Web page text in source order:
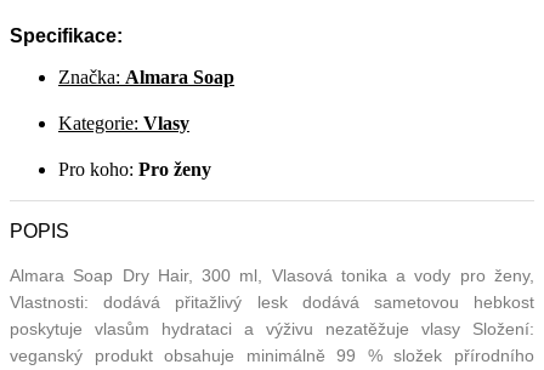
Specifikace:
Značka: Almara Soap
Kategorie: Vlasy
Pro koho: Pro ženy
POPIS
Almara Soap Dry Hair, 300 ml, Vlasová tonika a vody pro ženy,
Vlastnosti: dodává přitažlivý lesk dodává sametovou hebkost
poskytuje vlasům hydrataci a výživu nezatěžuje vlasy Složení:
veganský produkt obsahuje minimálně 99 % složek přírodního